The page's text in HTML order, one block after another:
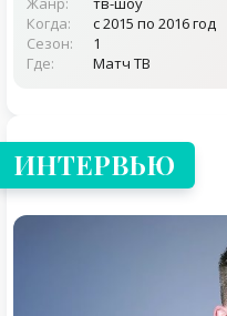
Когда:
с 2015 по 2016 год
Сезон:
1
Где:
Матч ТВ
ИНТЕРВЬЮ